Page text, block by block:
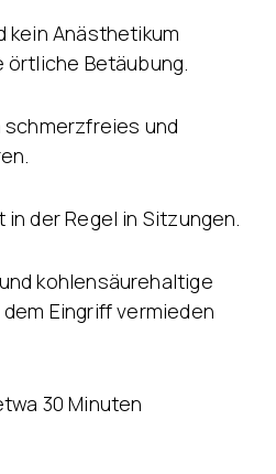
kein Anästhetikum
örtliche Betäubung.
schmerzfreies und
der Regel in Sitzungen.
kohlensäurehaltige
Eingriff vermieden
30 Minuten